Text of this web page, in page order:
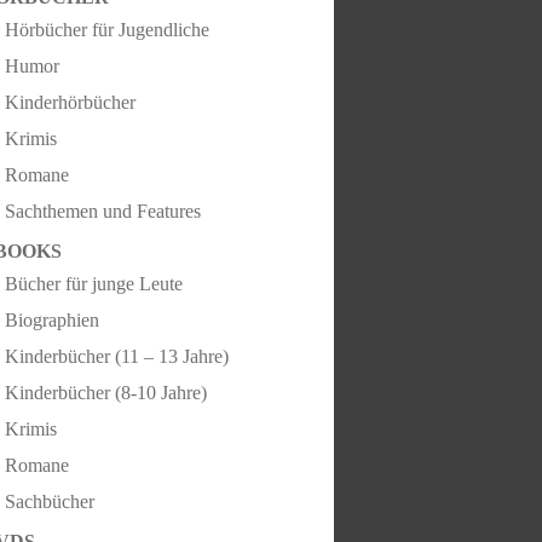
Hörbücher für Jugendliche
Humor
Kinderhörbücher
Krimis
Romane
Sachthemen und Features
Bücher für junge Leute
Biographien
Kinderbücher (11 – 13 Jahre)
Kinderbücher (8-10 Jahre)
Krimis
Romane
Sachbücher